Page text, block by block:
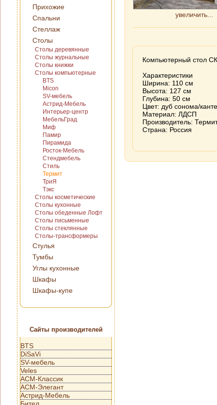
Прихожие
Спальни
Стеллаж
Столы
Столы деревянные
Столы журнальные
Столы книжки
Столы компьютерные
BTS
Micon
SV-мебель
Астрид-Мебель
Интерьер-центр
МебельГрад
Миф
Памир
Пирамида
Росток-Мебель
Стендмебель
Стиль
Термит
ТриЯ
Тэкс
Столы косметические
Столы кухонные
Столы обеденные Лофт
Столы письменные
Столы стеклянные
Столы-трансформеры
Стулья
Тумбы
Углы кухонные
Шкафы
Шкафы-купе
Сайты производителей
BTS
DiSaVi
SV-мебель
Veles
АСМ-Классик
АСМ-Элегант
Астрид-Мебель
увеличить...
Компьютерный стол
Характеристики
Ширина: 110 см
Высота: 127 см
Глубина: 50 см
Цвет: дуб сонома/
Материал: ЛДСП
Производитель:
Страна: Россия